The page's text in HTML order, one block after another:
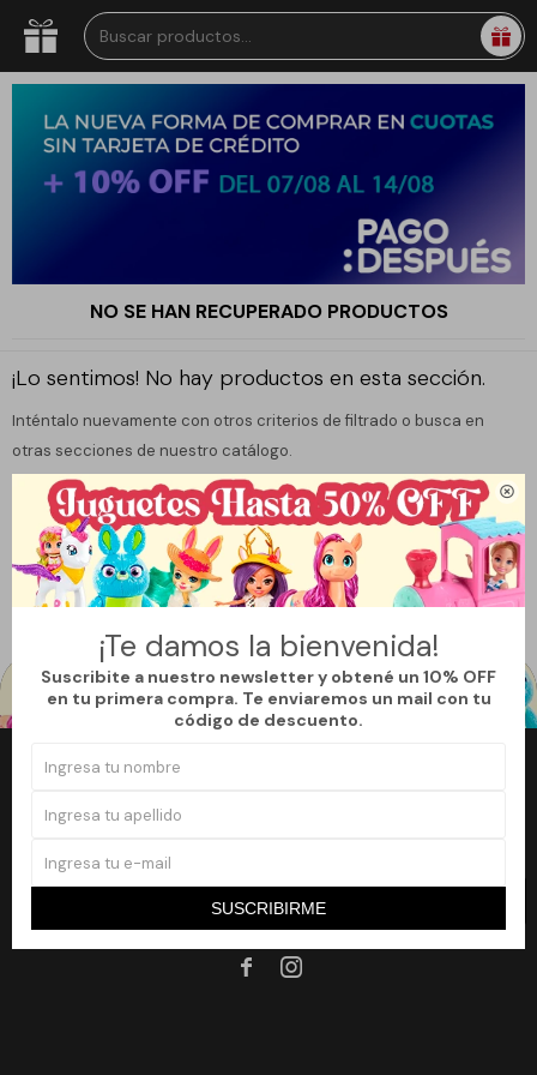

¡Te damos la bienvenida!
Suscribite a nuestro newsletter y obtené un 10% OFF
en tu primera compra. Te enviaremos un mail con tu
código de descuento.
SUSCRIBIRME
NO SE HAN RECUPERADO PRODUCTOS
¡Lo sentimos! No hay productos en esta sección.
Inténtalo nuevamente con otros criterios de filtrado o busca en
otras secciones de nuestro catálogo.
Filtrando por: Figuras de acción Tortugas Ninja Quitar filtros
Te recomendamos quitar: Tortugas Ninja
¡Suscribite a nuestro newsletter y accedé a un 10% off en tu primera
 